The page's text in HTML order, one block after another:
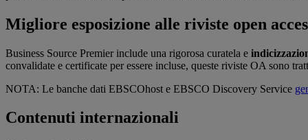
Migliore esposizione alle riviste open
Business Source Premier include una rigorosa curatela e
convalidate e certificate per essere incluse, queste riviste OA sono
NOTA: Le banche dati EBSCOhost e EBSCO Discovery Service
Contenuti internazionali